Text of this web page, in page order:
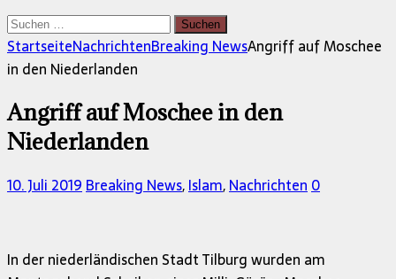
Suchen
nach:
StartseiteNachrichtenBreaking NewsAngriff auf Moschee
in den Niederlanden
Angriff auf Moschee in den
Niederlanden
10. Juli 2019Breaking News,Islam,Nachrichten0
In der niederländischen Stadt Tilburg wurden am